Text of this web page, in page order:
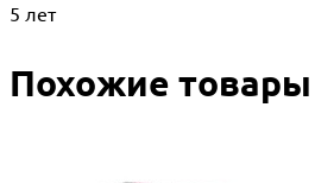
5 лет
Похожие товары